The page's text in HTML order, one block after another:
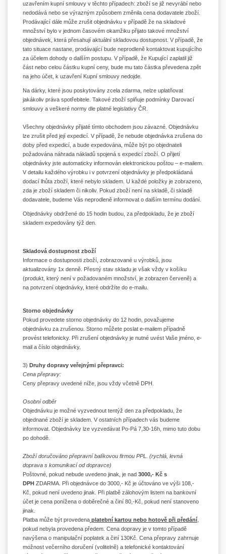
uzavřením kupní smlouvy v těchto případech: zboží se již nevyrábí nebo
nedodává nebo se výrazným způsobem změnila cena dodavatele zboží.
Prodávající dále může zrušit objednávku v případě že na skladové
množství bylo v jednom časovém okamžiku přijato takové množství
objednávek, která přesahují aktuální skladovou dostupnost. V případě, že
tato situace nastane, prodávající bude neprodleně kontaktovat kupujícího
za účelem dohody o dalším postupu. V případě, že Kupující zaplatil již
část nebo celou částku kupní ceny, bude mu tato částka převedena zpět
na jeho účet, k uzavření Kupní smlouvy nedojde.
Na dárky, které jsou poskytovány zcela zdarma, nelze uplatňovat
jakákoliv práva spotřebitele. Takové zboží splňuje podmínky Darovací
smlouvy a veškeré normy dle platné legislativy ČR.
Všechny objednávky přijaté tímto obchodem jsou závazné. Objednávku
lze zrušit před její expedicí. V případě, že nebude objednávka zrušena do
doby před expedicí, a bude expedována, může být po objednateli
požadována náhrada nákladů spojená s expedicí zboží. O přijetí
objednávky jste automaticky informován elektronickou poštou – e-mailem.
V detailu každého výrobku i v potvrzení objednávky je předpokládaná
dodací lhůta zboží, které nebylo skladem. U každé položky je zobrazeno,
zda je zboží skladem či nikoliv. Pokud zboží není na skladě, či skladě
dodavatele, budeme Vás neprodleně informovat o dalším termínu dodání.
Objednávky obdržené do 15 hodin budou, za předpokladu, že je zboží
skladem expedovány týž den.
Skladová dostupnost zboží
Informace o dostupnosti zboží, zobrazované u výrobků, jsou
aktualizovány 1x denně. Přesný stav skladu je však vždy v košíku
(produkt, který není v požadovaném množství, je zobrazen červeně) a
na potvrzení objednávky, které obdržíte do e-mailu.
Storno objednávky
Pokud provedete storno objednávky do 12 hodin, považujeme
objednávku za zrušenou. Storno můžete poslat e-mailem případně
provést telefonicky. Při zrušení objednávky je nutné uvést Vaše jméno, e-
mail a číslo objednávky.
3) Druhy dopravy veřejnými přepravci:
Cena přepravy:
Ceny přepravy uvedené níže, jsou vždy včetně DPH.
Osobní odběr
Objednávku je možné vyzvednout tentýž den za předpokladu, že
objednané zboží je skladem. V ostatních případech vás budeme
informovat. Objednávky lze vyzvedávat Po-Pá 7,30-16h, mimo tuto dobu
po dohodě.
Zboží doručováno přepravní balíkovou firmou PPL. (rychlá, levná
doprava s komunikací od dopravce)
Poštovné, pokud nebude uvedeno jinak, je nad 3000,- Kč s
DPH ZDARMA. Při objednávce do 3000,- Kč je účtováno ve výši 108,-
Kč, pokud není uvedeno jinak. Při platbě zálohovým listem na bankovní
účet je cena ponížena o doběrečné a činí 80,-Kč, pokud není stanoveno
jinak.
Platba může být provedena platební kartou nebo hotově při předání
pokud nebyla provedena předem. Cena dopravy je v tomto případě
navýšena o manipulační poplatek a činí 130Kč. Cena přepravy zahrnuje
možnost večerního doručení (volitelně) a telefonické kontaktování